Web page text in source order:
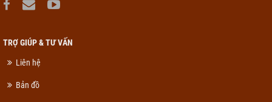
TRỢ GIÚP & TƯ VẤN
Liên hệ
Bản đồ